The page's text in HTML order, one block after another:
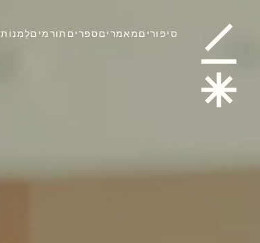
סיפורים מאמרים ספרים תורמיםלְמַנוֹת בַּיִת